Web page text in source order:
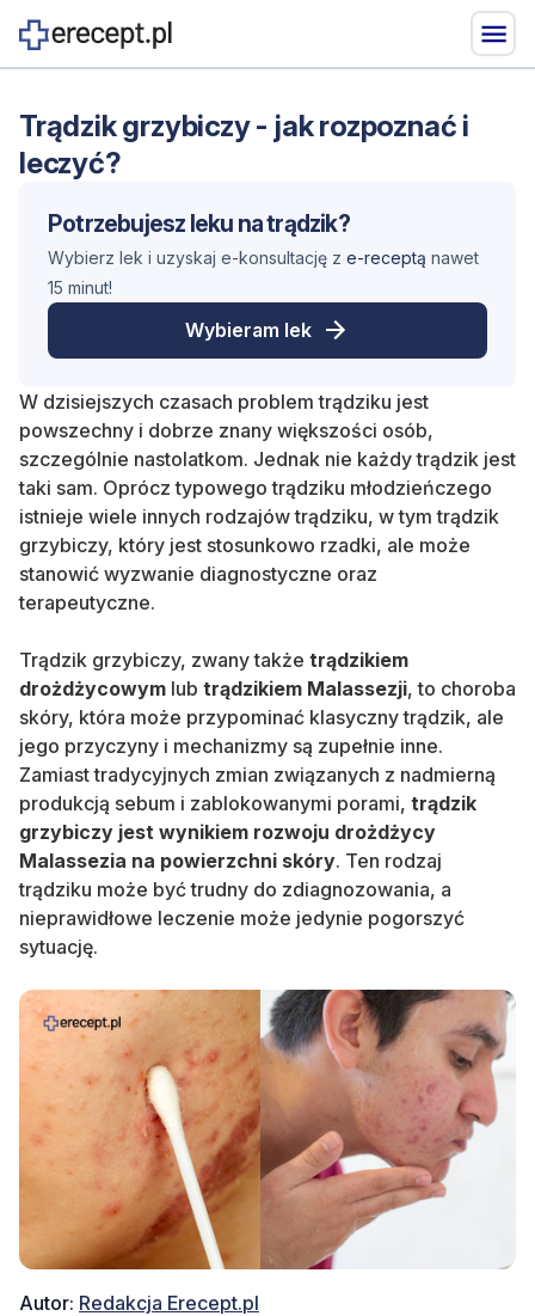
Trądzik grzybiczy - jak rozpoznać i
leczyć?
Potrzebujesz leku natrądzik?
Wybierz lek i uzyskaj e-konsultację z e-receptą nawet
15 minut!
Wybieram lek
W dzisiejszych czasach problem trądziku jest
powszechny i dobrze znany większości osób,
szczególnie nastolatkom. Jednak nie każdy trądzik jest
taki sam. Oprócz typowego trądziku młodzieńczego
istnieje wiele innych rodzajów trądziku, w tym trądzik
grzybiczy, który jest stosunkowo rzadki, ale może
stanowić wyzwanie diagnostyczne oraz
terapeutyczne.
Trądzik grzybiczy, zwany także trądzikiem
drożdżycowym lub trądzikiem Malassezji, to choroba
skóry, która może przypominać klasyczny trądzik, ale
jego przyczyny i mechanizmy są zupełnie inne.
Zamiast tradycyjnych zmian związanych z nadmierną
produkcją sebum i zablokowanymi porami, trądzik
grzybiczy jest wynikiem rozwoju drożdżycy
Malassezia na powierzchni skóry. Ten rodzaj
trądziku może być trudny do zdiagnozowania, a
nieprawidłowe leczenie może jedynie pogorszyć
sytuację.
Autor: Redakcja Erecept.pl